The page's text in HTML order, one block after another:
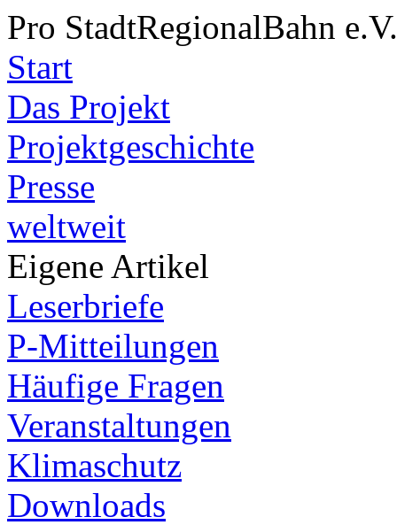
Pro StadtRegionalBahn e.V.
Start
Das Projekt
Projektgeschichte
Presse
weltweit
Eigene Artikel
Leserbriefe
P-Mitteilungen
Häufige Fragen
Veranstaltungen
Klimaschutz
Downloads